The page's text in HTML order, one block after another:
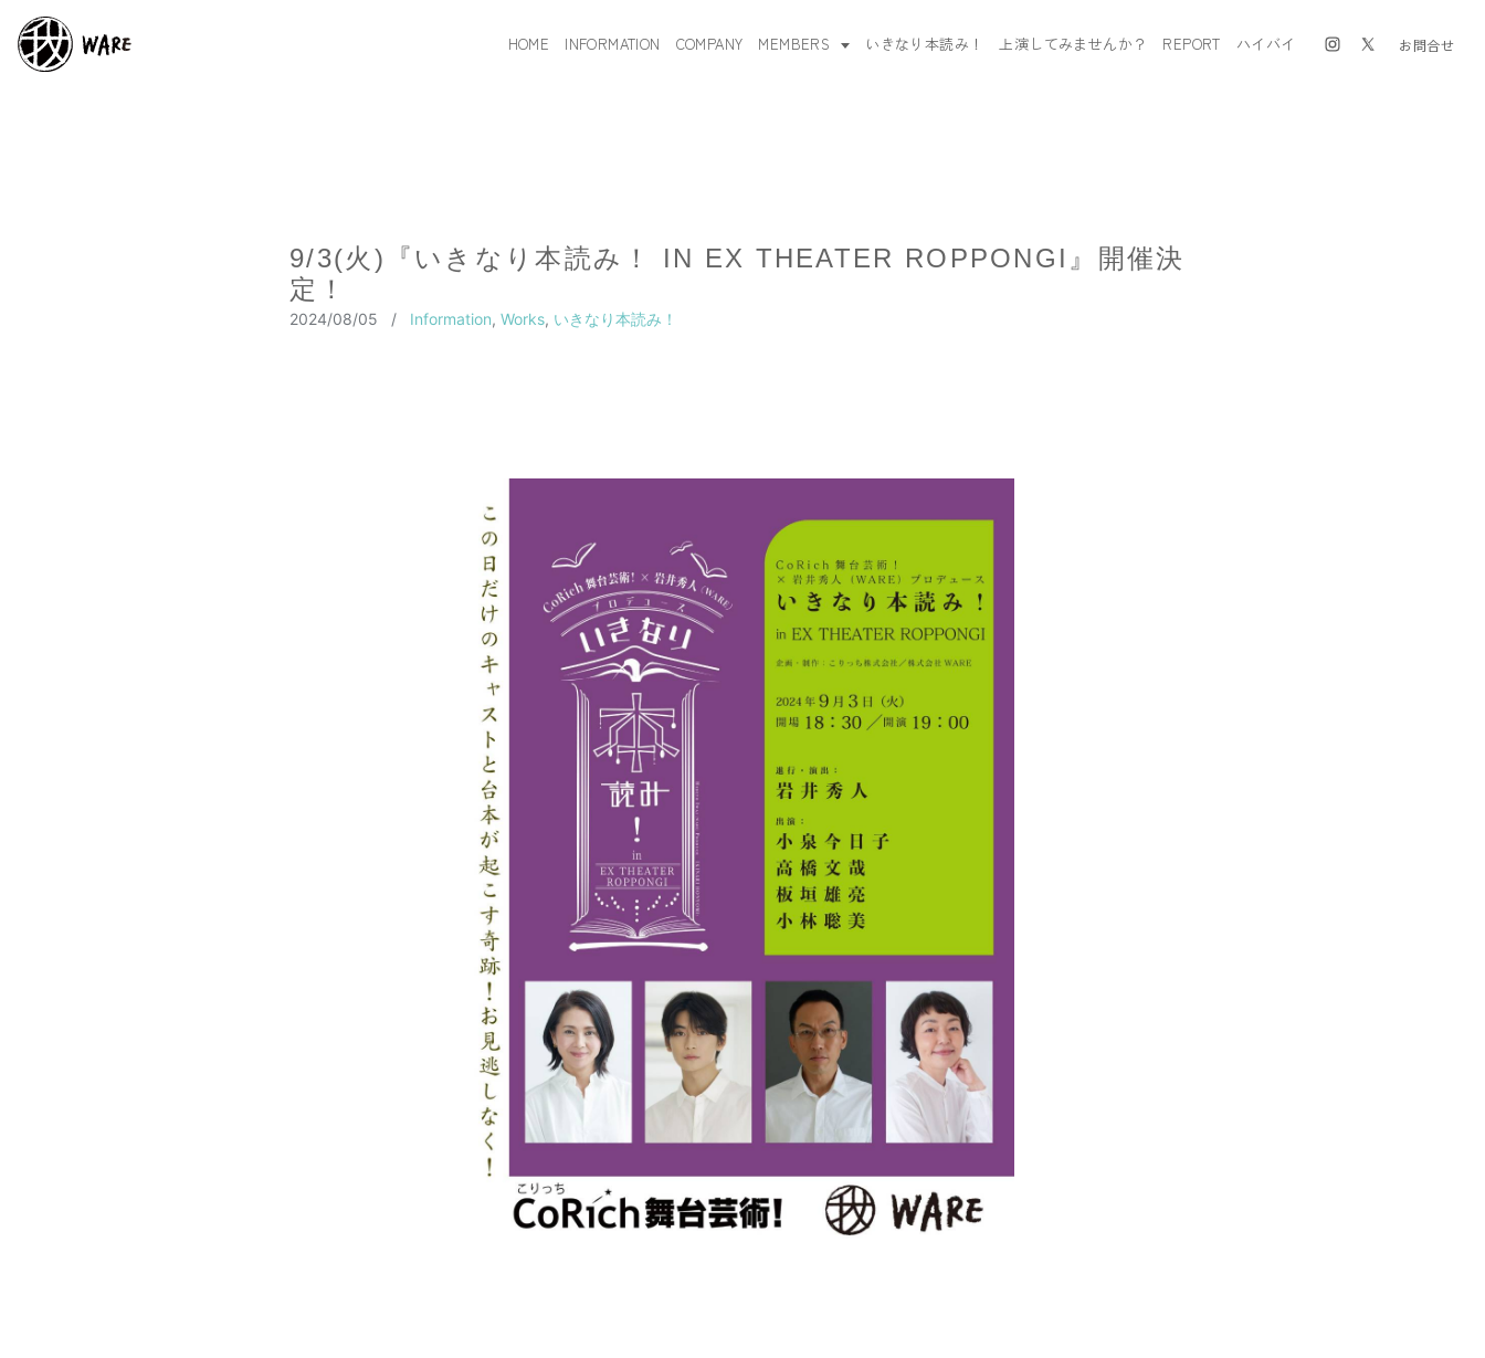
HOME INFORMATION COMPANY MEMBERS いきなり本読み！ 上演してみませんか？ REPORT ハイバイ お問合せ
9/3(火)『いきなり本読み！ IN EX THEATER ROPPONGI』開催決
定！
2024/08/05 / Information, Works, いきなり本読み！